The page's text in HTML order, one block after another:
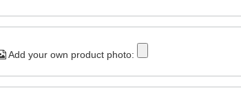
Add your own product photo: